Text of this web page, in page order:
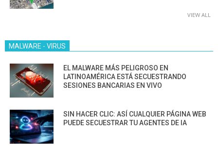
VIEW ALL
MALWARE - VIRUS
EL MALWARE MÁS PELIGROSO EN
LATINOAMÉRICA ESTÁ SECUESTRANDO
SESIONES BANCARIAS EN VIVO
SIN HACER CLIC: ASÍ CUALQUIER PÁGINA WEB
PUEDE SECUESTRAR TU AGENTES DE IA